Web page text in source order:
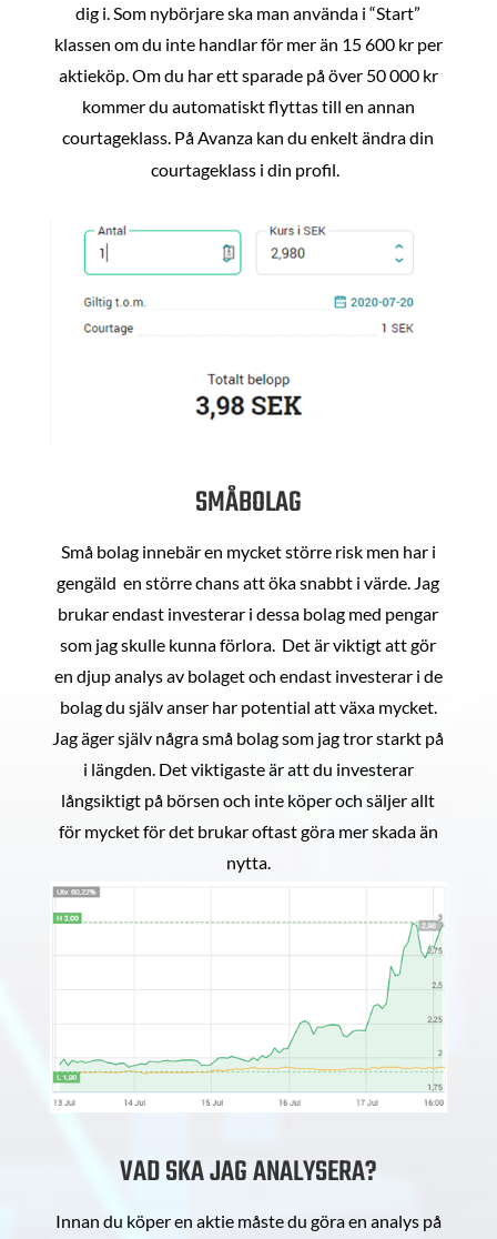
dig i. Som nybörjare ska man använda i “Start”
klassen om du inte handlar för mer än 15 600 kr per
aktieköp. Om du har ett sparade på över 50 000 kr
kommer du automatiskt flyttas till en annan
courtageklass. På Avanza kan du enkelt ändra din
courtageklass i din profil.
SMÅBOLAG
Små bolag innebär en mycket större risk men har i
gengäld en större chans att öka snabbt i värde. Jag
brukar endast investerar i dessa bolag med pengar
som jag skulle kunna förlora. Det är viktigt att gör
en djup analys av bolaget och endast investerar i de
bolag du själv anser har potential att växa mycket.
Jag äger själv några små bolag som jag tror starkt på
i längden. Det viktigaste är att du investerar
långsiktigt på börsen och inte köper och säljer allt
för mycket för det brukar oftast göra mer skada än
nytta.
VAD SKA JAG ANALYSERA?
Innan du köper en aktie måste du göra en analys på